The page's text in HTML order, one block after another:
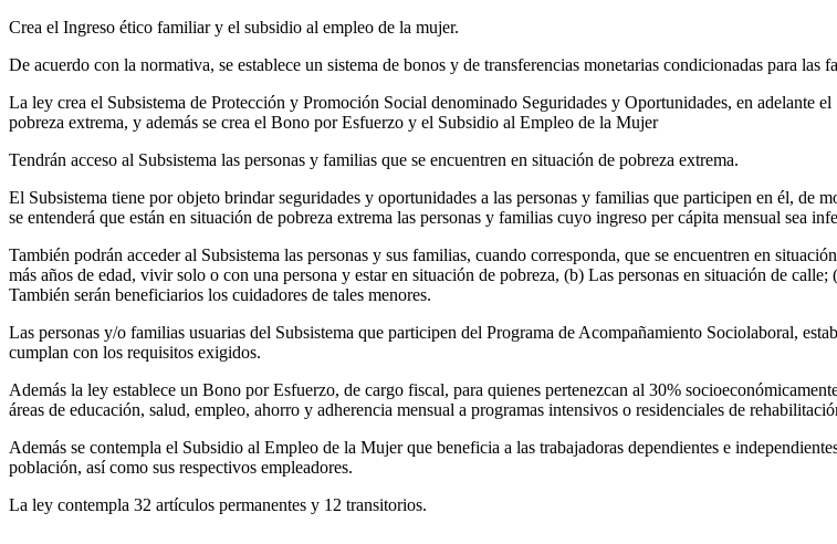
Crea el Ingreso ético familiar y el subsidio al empleo de la mujer.
De acuerdo con la normativa, se establece un sistema de bonos y de transferencias monetarias condicionadas para las
La ley crea el Subsistema de Protección y Promoción Social denominado Seguridades y Oportunidades, en adelante
pobreza extrema, y además se crea el Bono por Esfuerzo y el Subsidio al Empleo de la Mujer
Tendrán acceso al Subsistema las personas y familias que se encuentren en situación de pobreza extrema.
El Subsistema tiene por objeto brindar seguridades y oportunidades a las personas y familias que participen en él, de
se entenderá que están en situación de pobreza extrema las personas y familias cuyo ingreso per cápita mensual sea
También podrán acceder al Subsistema las personas y sus familias, cuando corresponda, que se encuentren en
más años de edad, vivir solo o con una persona y estar en situación de pobreza, (b) Las personas en situación de
También serán beneficiarios los cuidadores de tales menores.
Las personas y/o familias usuarias del Subsistema que participen del Programa de Acompañamiento Sociolaboral,
cumplan con los requisitos exigidos.
Además la ley establece un Bono por Esfuerzo, de cargo fiscal, para quienes pertenezcan al 30%
áreas de educación, salud, empleo, ahorro y adherencia mensual a programas intensivos o residenciales de
Además se contempla el Subsidio al Empleo de la Mujer que beneficia a las trabajadoras dependientes e
población, así como sus respectivos empleadores.
La ley contempla 32 artículos permanentes y 12 transitorios.